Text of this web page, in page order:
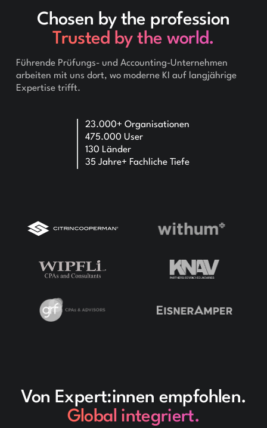
Chosen by the profession
Trusted by the world.
23.000+ Organisationen
475.000 User
130 Länder
35 Jahre+ Fachliche Tiefe
Führende Prüfungs- und Accounting-Unternehmen
arbeiten mit uns dort, wo moderne KI auf langjährige
Expertise trifft.
Von Expert:innen empfohlen.
Global integriert.